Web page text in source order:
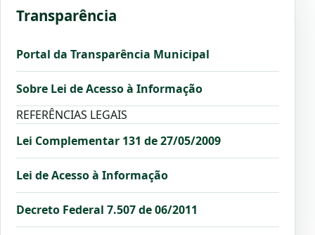
Transparência
Portal da Transparência Municipal
Sobre Lei de Acesso à Informação
REFERÊNCIAS LEGAIS
Lei Complementar 131 de 27/05/2009
Lei de Acesso à Informação
Decreto Federal 7.507 de 06/2011